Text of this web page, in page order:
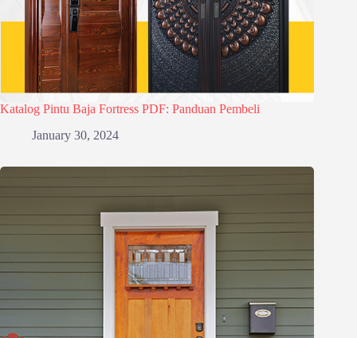
Katalog Pintu Baja Fortress PDF: Panduan Pembeli
January 30, 2024